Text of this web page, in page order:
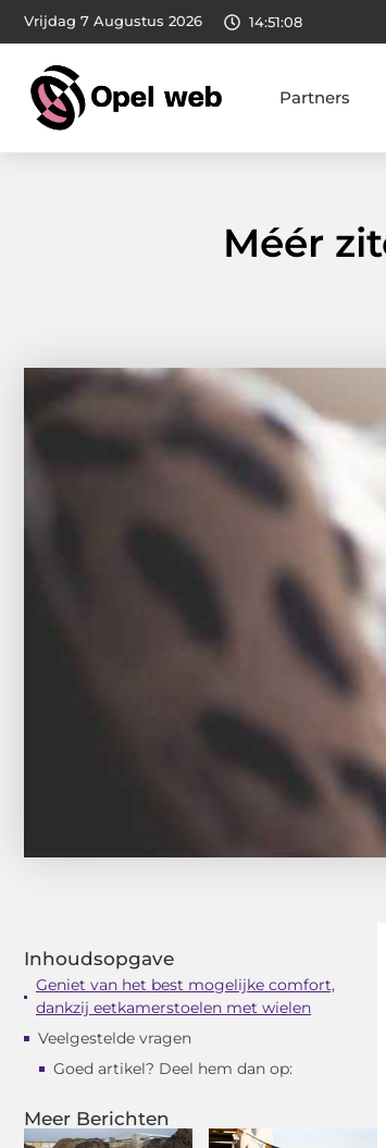
Vrijdag 7 Augustus 2026 14:51:09
Partners
Méér
Inhoudsopgave
Geniet van het best mogelijke comfort,
dankzij eetkamerstoelen met wielen
Veelgestelde vragen
Goed artikel? Deel hem dan op:
Meer Berichten